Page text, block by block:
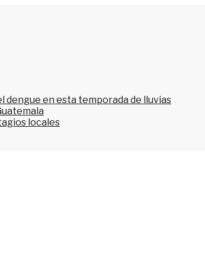
dengue en esta temporada de lluvias
locales